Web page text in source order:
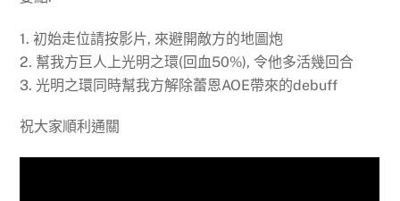
1. 初始走位請按影片, 來避開敵方的地圖炮
2. 幫我方巨人上光明之環(回血50%), 令他多活幾回合
3. 光明之環同時幫我方解除蕾恩AOE帶來的debuff
祝大家順利通關